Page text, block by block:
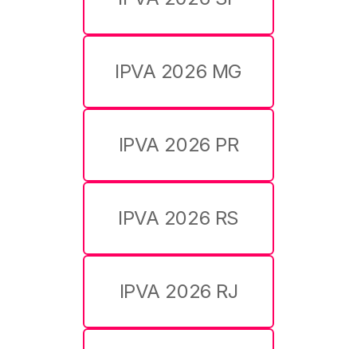
IPVA 2026 MG
IPVA 2026 PR
IPVA 2026 RS
IPVA 2026 RJ